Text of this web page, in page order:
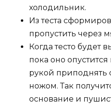
холодильник.
Из теста
пропустить через
Когда тесто будет
пока оно
рукой приподнять
ножом. Так
основание и